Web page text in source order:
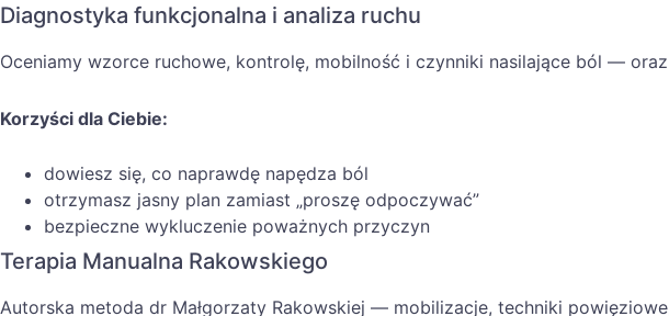
Diagnostyka funkcjonalna i analiza ruchu
Oceniamy wzorce ruchowe, kontrolę, mobilność i czynniki nasilające ból —
Korzyści dla Ciebie:
dowiesz się, co naprawdę napędza ból
otrzymasz jasny plan zamiast „proszę odpoczywać”
bezpieczne wykluczenie poważnych przyczyn
Terapia Manualna Rakowskiego
Autorska metoda dr Małgorzaty Rakowskiej — mobilizacje, techniki